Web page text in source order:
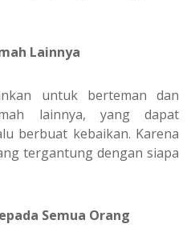
Lainnya
untuk berteman dan
lainnya, yang dapat
berbuat kebaikan. Karena
tergantung dengan siapa
Semua Orang